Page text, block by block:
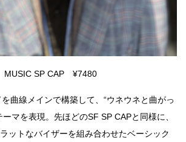
MUSIC SP CAP ¥7480
曲線メインで構築して、“ウネウネと曲がっ
マを表現。先ほどのSF SP CAPと同様に、
ットなバイザーを組み合わせたベーシック